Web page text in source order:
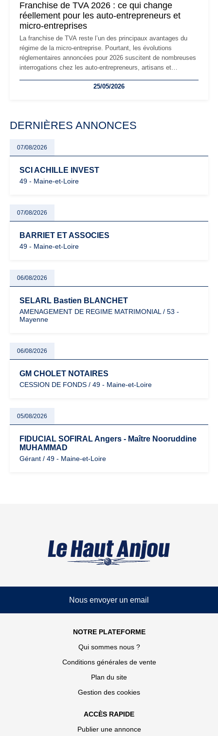
Franchise de TVA 2026 : ce qui change
réellement pour les auto-entrepreneurs et
micro-entreprises
La franchise de TVA reste l’un des principaux avantages du
régime de la micro-entreprise. Pourtant, les évolutions
réglementaires annoncées pour 2026 suscitent de nombreuses
interrogations chez les auto-entrepreneurs, artisans et
facturation ou risque de bascule vers la TVA : les règles
25/05/2026
DERNIÈRES ANNONCES
07/08/2026
SCI ACHILLE INVEST
49 - Maine-et-Loire
07/08/2026
BARRIET ET ASSOCIES
49 - Maine-et-Loire
06/08/2026
SELARL Bastien BLANCHET
AMENAGEMENT DE REGIME MATRIMONIAL / 53 -
Mayenne
06/08/2026
GM CHOLET NOTAIRES
CESSION DE FONDS / 49 - Maine-et-Loire
05/08/2026
FIDUCIAL SOFIRAL Angers - Maître Nooruddine
MUHAMMAD
Gérant / 49 - Maine-et-Loire
Nous envoyer un email
NOTRE PLATEFORME
Qui sommes nous ?
Conditions générales de vente
Plan du site
Gestion des cookies
ACCÈS RAPIDE
Publier une annonce